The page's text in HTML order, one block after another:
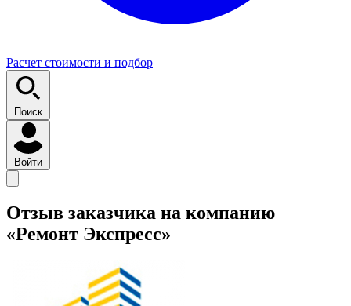
Расчет стоимости и подбор
Поиск
Войти
Отзыв заказчика на компанию
«Ремонт Экспресс»